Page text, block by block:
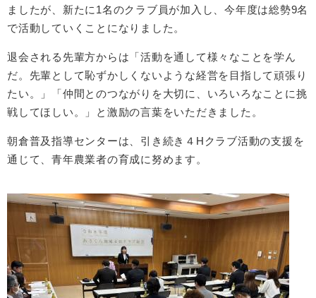
ましたが、新たに1名のクラブ員が加入し、今年度は総勢9名
で活動していくことになりました。
退会される先輩方からは「活動を通して様々なことを学ん
だ。先輩として恥ずかしくないような経営を目指して頑張り
たい。」「仲間とのつながりを大切に、いろいろなことに挑
戦してほしい。」と激励の言葉をいただきました。
朝倉普及指導センターは、引き続き４Hクラブ活動の支援を
通じて、青年農業者の育成に努めます。